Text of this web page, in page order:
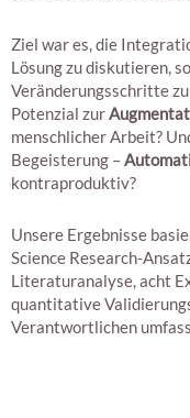
Ziel war es, die
Lösung zu diskutieren,
Veränderungsschritte
Potenzial zur
menschlicher Arbeit?
Begeisterung –
kontraproduktiv?
Unsere Ergebnisse
Science Research-
Literaturanalyse, acht
quantitative
Verantwortlichen